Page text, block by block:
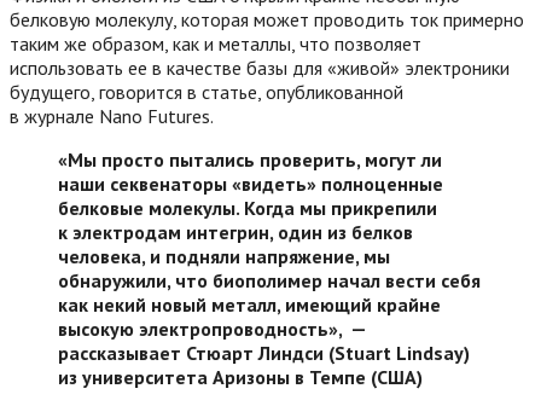
белковую молекулу, которая может проводить ток примерно
таким же образом, как и металлы, что позволяет
использовать ее в качестве базы для «живой» электроники
будущего, говорится в статье, опубликованной
в журнале Nano Futures.
«Мы просто пытались проверить, могут ли
наши секвенаторы «видеть» полноценные
белковые молекулы. Когда мы прикрепили
к электродам интегрин, один из белков
человека, и подняли напряжение, мы
обнаружили, что биополимер начал вести себя
как некий новый металл, имеющий крайне
высокую электропроводность», —
рассказывает Стюарт Линдси (Stuart Lindsay)
из университета Аризоны в Темпе (США)